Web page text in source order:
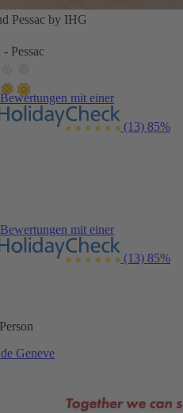
Pessac by IHG
Pessac
mit einer
(13) 85%
mit einer
(13) 85%
Geneve